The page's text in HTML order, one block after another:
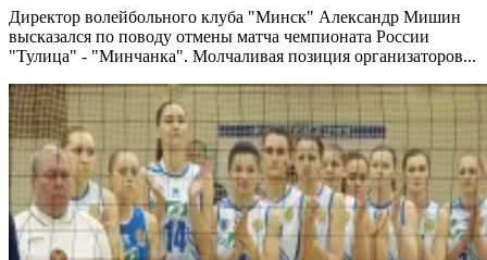
Директор волейбольного клуба "Минск" Александр Мишин
высказался по поводу отмены матча чемпионата России
"Тулица" - "Минчанка". Молчаливая позиция организаторов...